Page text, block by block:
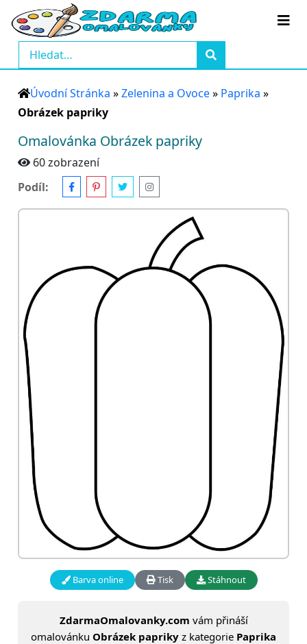
Úvodní Stránka »Zelenina a Ovoce» Paprika »
Obrázek papriky
Omalovánka Obrázek papriky
60 zobrazení
Podíl:
Barva online Tisk Stáhnout
ZdarmaOmalovanky.com vám přináší
omalovánku Obrázek papriky z kategorie Paprika